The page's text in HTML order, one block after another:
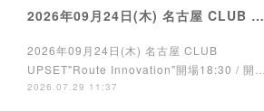
2026年09月24日(木) 名古屋 CLUB UPSET
2026年09月24日(木) 名古屋 CLUB
UPSET"Route Innovation"開場18:30 / 開…
2026.07.29 11:37